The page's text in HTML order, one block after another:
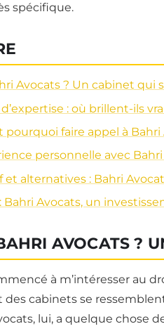
spécifique.
Avocats ? Un cabinet qui
: où brillent-ils
pourquoi faire appel à Bahri
personnelle avec
et alternatives : Bahri
Bahri Avocats, un
AVOCATS ?
à m’intéresser au
des cabinets se
lui, a quelque chose